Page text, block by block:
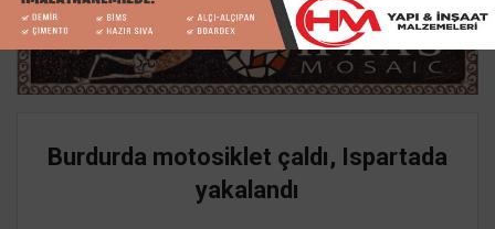
Burdurda motosiklet çaldı, Ispartada
yakalandı